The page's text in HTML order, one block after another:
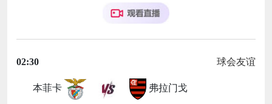
02:30 球会友谊
本菲卡 弗拉门戈